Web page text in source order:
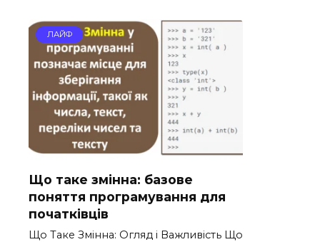
ЛАЙФ
Що таке змінна: базове
поняття програмування для
початківців
Що Таке Змінна: Огляд і Важливість Що